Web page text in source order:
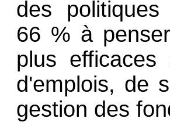
des
66 % à
plus
d'emplois, de
gestion des